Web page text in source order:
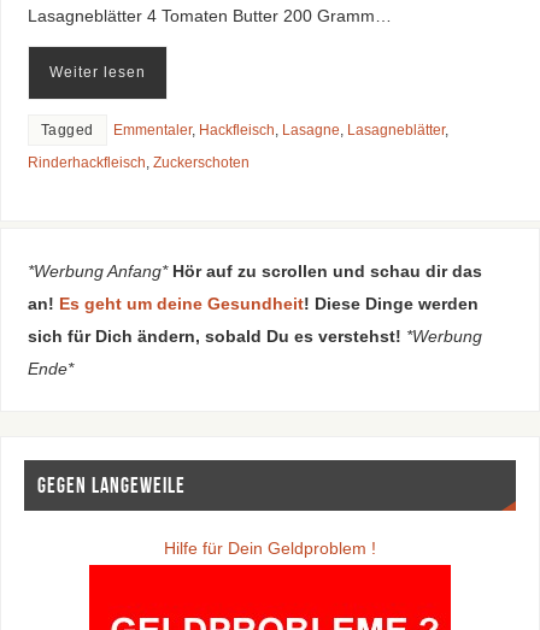
Lasagneblätter 4 Tomaten Butter 200 Gramm…
Weiter lesen
Tagged Emmentaler, Hackfleisch, Lasagne, Lasagneblätter,
Rinderhackfleisch, Zuckerschoten
*Werbung Anfang* Hör auf zu scrollen und schau dir das
an! Es geht um deine Gesundheit! Diese Dinge werden
sich für Dich ändern, sobald Du es verstehst! *Werbung
Ende*
Gegen Langeweile
Hilfe für Dein Geldproblem !